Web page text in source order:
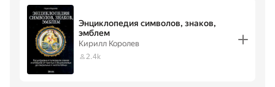
Энциклопедия символов, знаков,
эмблем
Кирилл Королев
2.4k